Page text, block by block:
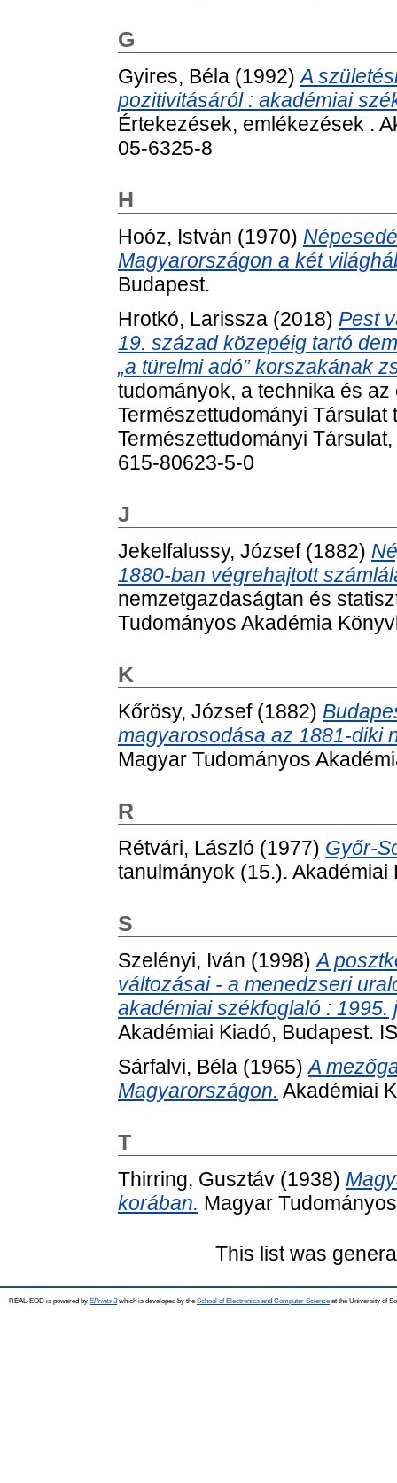
G
Gyires, Béla (1992)A
pozitivitásáról : akadémiai
Értekezések, emlékezések .
05-6325-8
H
Hoóz, István (1970)
Magyarországon a két
Budapest.
Hrotkó, Larissza (2018) Pest
19. század közepéig tartó
„a türelmi adó” korszakának
tudományok, a technika és
Természettudományi
Természettudományi
615-80623-5-0
J
Jekelfalussy, József(1882)
1880-ban végrehajtott
nemzetgazdaságtan és
Tudományos Akadémia
K
Kőrösy, József(1882)
magyarosodása az 1881-diki
Magyar Tudományos
R
Rétvári, László (1977) Győr-
tanulmányok (15.). Akadémiai
S
Szelényi, Iván (1998)A
változásai - a menedzseri
akadémiai székfoglaló : 1995.
Akadémiai Kiadó, Budapest.
Sárfalvi, Béla (1965)A
Magyarországon. Akadémiai
T
Thirring, Gusztáv (1938)
korában. Magyar
This list was
REAL-EOD is powered by EPrints 3which is developed by the School of Electronics and Computer Science at the University of